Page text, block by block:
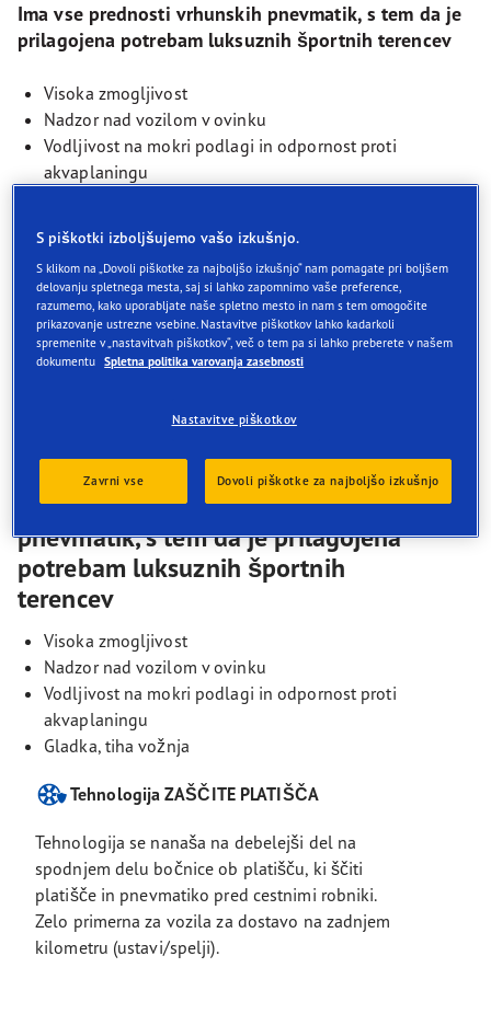
Ima vse prednosti vrhunskih pnevmatik, s tem da je
prilagojena potrebam luksuznih športnih terencev
Visoka zmogljivost
Nadzor nad vozilom v ovinku
Vodljivost na mokri podlagi in odpornost proti
akvaplaningu
EV-Ready
Tehnologija ZAŠČITE PLATIŠČA
Ima vse prednosti vrhunskih
pnevmatik, s tem da je prilagojena
potrebam luksuznih športnih
terencev
Visoka zmogljivost
Nadzor nad vozilom v ovinku
Vodljivost na mokri podlagi in odpornost proti
akvaplaningu
Gladka, tiha vožnja
Tehnologija ZAŠČITE PLATIŠČA
Tehnologija se nanaša na debelejši del na
spodnjem delu bočnice ob platišču, ki ščiti
platišče in pnevmatiko pred cestnimi robniki.
Zelo primerna za vozila za dostavo na zadnjem
kilometru (ustavi/spelji).
S piškotki izboljšujemo vašo izkušnjo.
S klikom na „Dovoli piškotke za najboljšo izkušnjo“ nam pomagate pri boljšem
delovanju spletnega mesta, saj si lahko zapomnimo vaše preference,
razumemo, kako uporabljate naše spletno mesto in nam s tem omogočite
prikazovanje ustrezne vsebine. Nastavitve piškotkov lahko kadarkoli
spremenite v „nastavitvah piškotkov“, več o tem pa si lahko preberete v našem
dokumentu Spletna politika varovanja zasebnosti
Nastavitve piškotkov
Zavrni vse Dovoli piškotke za najboljšo izkušnjo